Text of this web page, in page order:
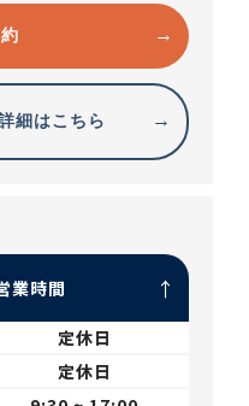
細はこちら
業時間
定休日
定休日